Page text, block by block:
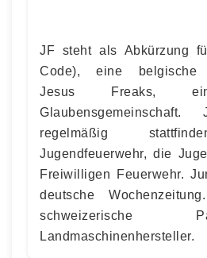
JF steht als Abkürzung
Code), eine belgische
Jesus Freaks,
regelmäßig
Jugendfeuerwehr, die
Freiwilligen Feuerwehr.
deutsche
schweizerische
Landmaschinenhersteller.